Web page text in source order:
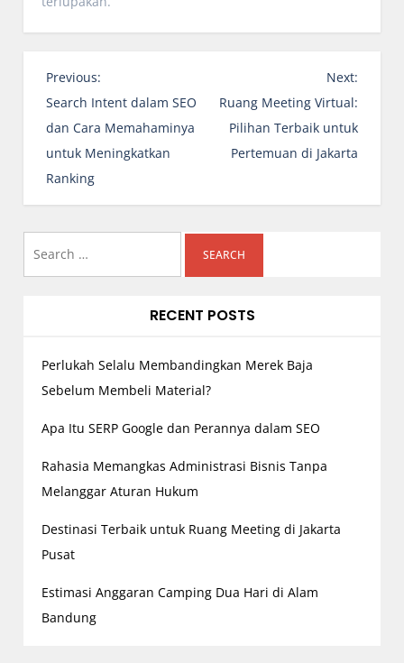
P
o
s
t
n
i
g
o
n
Previous:
Search Intent dalam SEO
dan Cara Memahaminya
untuk Meningkatkan
Ranking
Next:
Ruang Meeting Virtual:
Pilihan Terbaik untuk
Pertemuan di Jakarta
RECENT POSTS
Perlukah Selalu Membandingkan Merek Baja
Sebelum Membeli Material?
Apa Itu SERP Google dan Perannya dalam SEO
Rahasia Memangkas Administrasi Bisnis Tanpa
Melanggar Aturan Hukum
Destinasi Terbaik untuk Ruang Meeting di Jakarta
Pusat
Estimasi Anggaran Camping Dua Hari di Alam
Bandung